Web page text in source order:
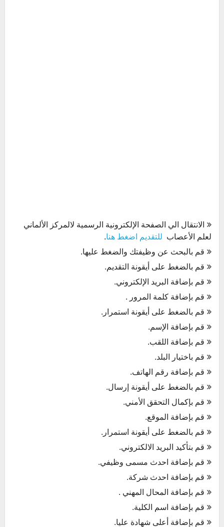
الانتقال الي الصفحة الإلكترونية الرسمية لالمركز الألماني
لعلم الأعصاب للتقديم اضغط هنا.
قم بالبحث عن وظيفتك والضغط عليها.
قم بالضغط على أيقونة التقديم.
قم بإضافة البريد الإلكتروني.
قم بإضافة كلمة المرور .
قم بالضغط على أيقونة استمرار.
قم بإضافة الإسم.
قم بإضافة اللقب.
قم باختيار البلد.
قم بإضافة رقم الهاتف.
قم بالضغط على أيقونة إرسال.
قم بإكمال التحقق الأمني.
قم بإضافة الموقع.
قم بالضغط على أيقونة استمرار.
قم بتأكيد البريد الالكتروني.
قم بإضافة احدث مسمى وظيفي.
قم بإضافة احدث شركة.
قم بإضافة المحال المهني .
قم بإضافة اسم الكلية.
قم بإضافة أعلى شهادة عليا.